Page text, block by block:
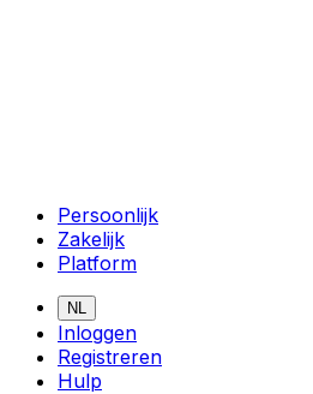
Persoonlijk
Zakelijk
Platform
NL
Inloggen
Registreren
Hulp